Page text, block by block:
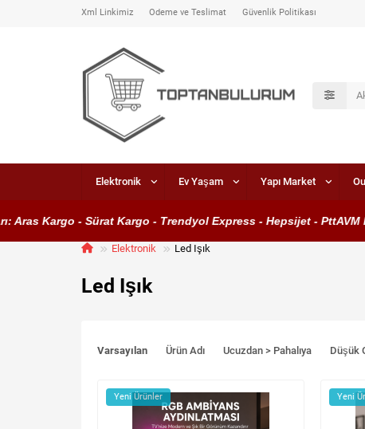
Xml Linkimiz Ödeme ve Teslimat Güvenlik Politikası
Elektronik Ev Yaşam Yapı Market
- Sürat Kargo - Trendyol Express - Hepsijet - PttAVM Kargo
Elektronik Led Işık
Led Işık
Varsayılan Ürün Adı Ucuzdan > Pahalıya Düşük
Yeni Ürünler Yeni